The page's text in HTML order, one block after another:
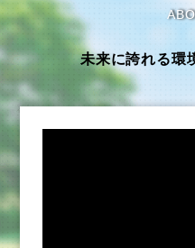
未来に誇れる環